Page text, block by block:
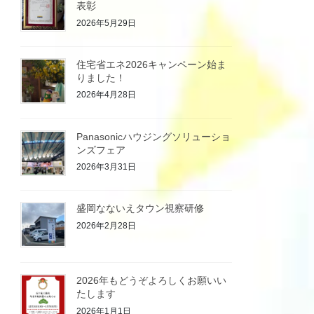
表彰
2026年5月29日
住宅省エネ2026キャンペーン始ま
りました！
2026年4月28日
Panasonicハウジングソリューショ
ンズフェア
2026年3月31日
盛岡なないえタウン視察研修
2026年2月28日
2026年もどうぞよろしくお願いい
たします
2026年1月1日